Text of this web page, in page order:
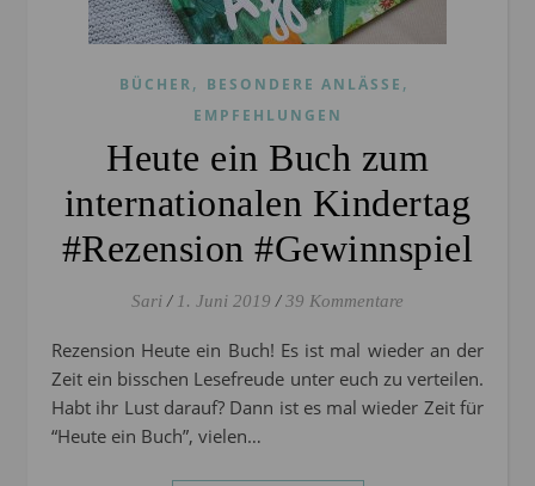
BÜCHER, BESONDERE ANLÄSSE ,
EMPFEHLUNGEN
Heute ein Buch zum
internationalen Kindertag
#Rezension #Gewinnspiel
Sari / 1. Juni 2019 / 39 Kommentare
Rezension Heute ein Buch! Es ist mal wieder an der
Zeit ein bisschen Lesefreude unter euch zu verteilen.
Habt ihr Lust darauf? Dann ist es mal wieder Zeit für
“Heute ein Buch”, vielen…